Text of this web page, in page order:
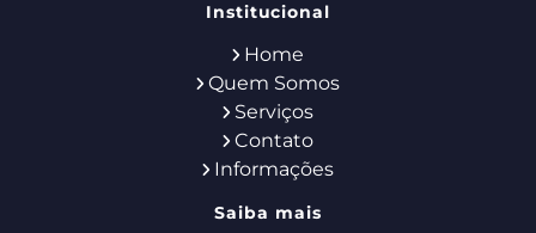
Institucional
Home
Quem Somos
Serviços
Contato
Informações
Saiba mais